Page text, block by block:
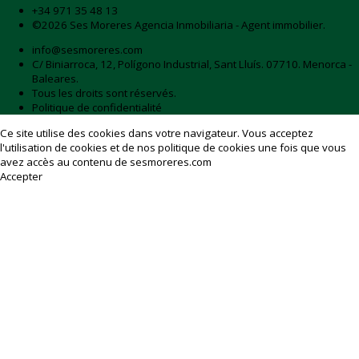
+34 971 35 48 13
©2026 Ses Moreres Agencia Inmobiliaria - Agent immobilier.
info@sesmoreres.com
C/ Biniarroca, 12, Polígono Industrial, Sant Lluís. 07710. Menorca -
Baleares.
Tous les droits sont réservés.
Politique de confidentialité
Ce site utilise des cookies dans votre navigateur. Vous acceptez
l'utilisation de cookies et de nos politique de cookies une fois que vous
avez accès au contenu de sesmoreres.com
Accepter